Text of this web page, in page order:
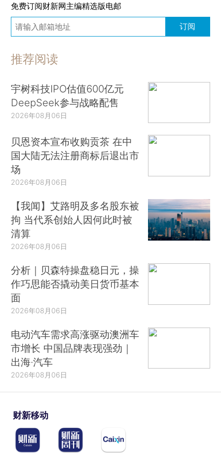
免费订阅财新网主编精选版电邮
订阅
推荐阅读
宇树科技IPO估值600亿元
DeepSeek参与战略配售
2026年08月06日
贝恩资本宣布收购贡茶 在中
国大陆无法注册商标后退出市
场
2026年08月06日
【我闻】艾路明及多名股东被
拘 当代系创始人因何此时被
清算
2026年08月06日
分析｜贝森特操盘稳日元，操
作巧思能否撬动美日货币基本
面
2026年08月06日
电动汽车需求高涨驱动澳洲车
市增长 中国品牌表现强劲｜
出海·汽车
2026年08月06日
财新移动